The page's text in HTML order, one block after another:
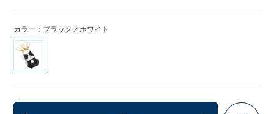
カラー：ブラック／ホワイト